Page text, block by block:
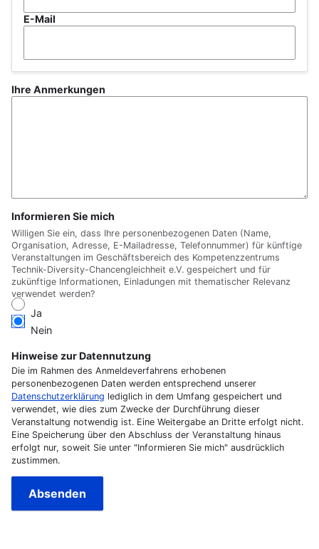
E-Mail
Ihre Anmerkungen
Informieren Sie mich
Willigen Sie ein, dass Ihre personenbezogenen Daten (Name,
Organisation, Adresse, E-Mailadresse, Telefonnummer) für künftige
Veranstaltungen im Geschäftsbereich des Kompetenzzentrums
Technik-Diversity-Chancengleichheit e.V. gespeichert und für
zukünftige Informationen, Einladungen mit thematischer Relevanz
verwendet werden?
Ja
Nein
Hinweise zur Datennutzung
Die im Rahmen des Anmeldeverfahrens erhobenen
personenbezogenen Daten werden entsprechend unserer
Datenschutzerklärung lediglich in dem Umfang gespeichert und
verwendet, wie dies zum Zwecke der Durchführung dieser
Veranstaltung notwendig ist. Eine Weitergabe an Dritte erfolgt nicht.
Eine Speicherung über den Abschluss der Veranstaltung hinaus
erfolgt nur, soweit Sie unter "Informieren Sie mich" ausdrücklich
zustimmen.